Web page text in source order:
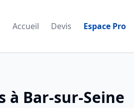
Accueil Devis Espace Pro
à Bar-sur-Seine